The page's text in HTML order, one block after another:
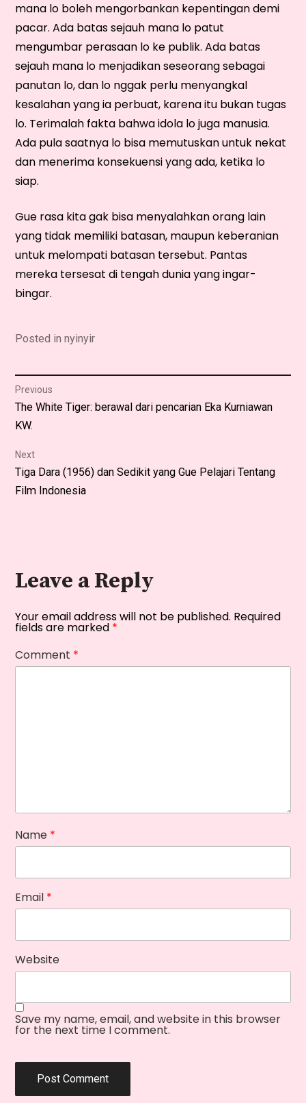
mana lo boleh mengorbankan kepentingan demi
pacar. Ada batas sejauh mana lo patut
mengumbar perasaan lo ke publik. Ada batas
sejauh mana lo menjadikan seseorang sebagai
panutan lo, dan lo nggak perlu menyangkal
kesalahan yang ia perbuat, karena itu bukan tugas
lo. Terimalah fakta bahwa idola lo juga manusia.
Ada pula saatnya lo bisa memutuskan untuk nekat
dan menerima konsekuensi yang ada, ketika lo
siap.
Gue rasa kita gak bisa menyalahkan orang lain
yang tidak memiliki batasan, maupun keberanian
untuk melompati batasan tersebut. Pantas
mereka tersesat di tengah dunia yang ingar-
bingar.
Posted innyinyir
Post
navigation
Previous
Previous
post:
The White Tiger: berawal dari pencarian Eka Kurniawan
KW.
Next
Next
post:
Tiga Dara (1956) dan Sedikit yang Gue Pelajari Tentang
Film Indonesia
Leave a Reply
Your email address will not be published. Required
fields are marked *
Comment *
Name *
Email *
Website
Save my name, email, and website in this browser
for the next time I comment.